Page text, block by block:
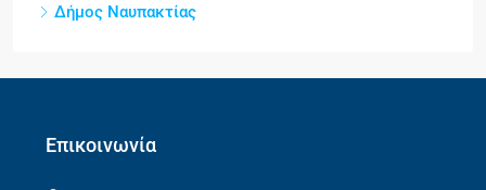
Δήμος Ναυπακτίας
Επικοινωνία